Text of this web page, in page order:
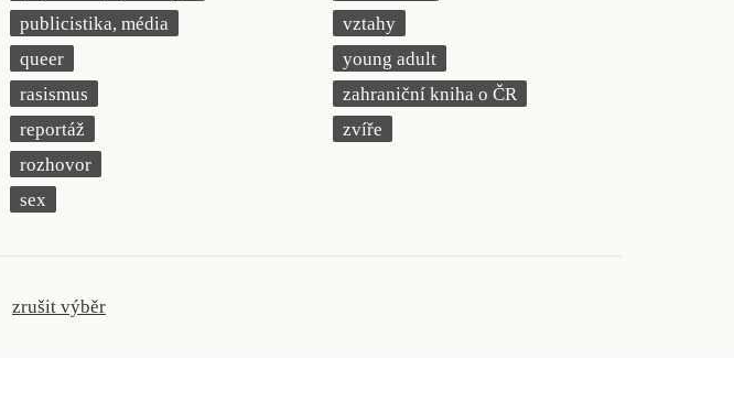
publicistika, média
queer
rasismus
reportáž
rozhovor
sex
vztahy
young adult
zahraniční kniha o ČR
zvíře
zrušit výběr